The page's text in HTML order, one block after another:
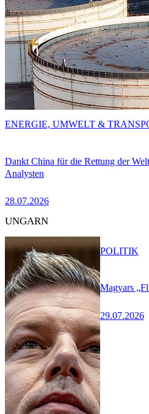
Dankt China für die Rettung der
Analysten
28.07.2026
ENERGIE, UMWELT &
UNGARN
Magyars
29.07.2026
POLITIK